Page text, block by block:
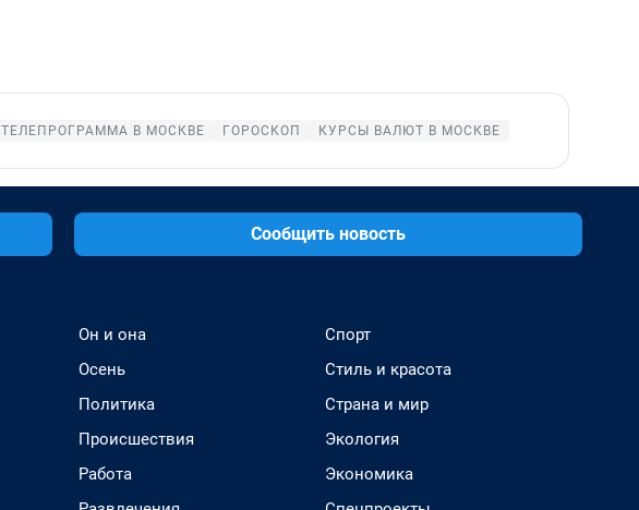
ТЕЛЕПРОГРАММА В МОСКВЕ ГОРОСКОП КУРСЫ ВАЛЮТ В МОСКВЕ
Сообщить новость
Он и она
Осень
Политика
Происшествия
Работа
Спорт
Стиль и красота
Страна и мир
Экология
Экономика